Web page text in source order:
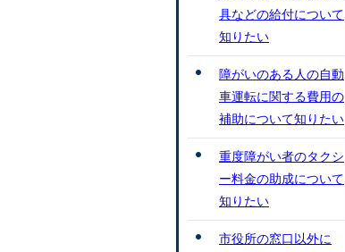
具などの給付について
知りたい
障がいのある人の自動
車運転に関する費用の
補助について知りたい
重度障がい者のタクシ
ー料金の助成について
知りたい
市役所の窓口以外に